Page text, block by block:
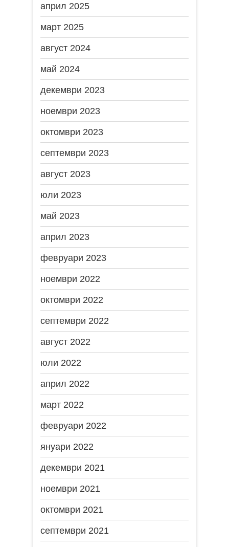
април 2025
март 2025
август 2024
май 2024
декември 2023
ноември 2023
октомври 2023
септември 2023
август 2023
юли 2023
май 2023
април 2023
февруари 2023
ноември 2022
октомври 2022
септември 2022
август 2022
юли 2022
април 2022
март 2022
февруари 2022
януари 2022
декември 2021
ноември 2021
октомври 2021
септември 2021